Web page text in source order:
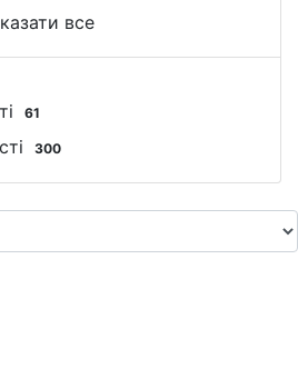
все
61
300